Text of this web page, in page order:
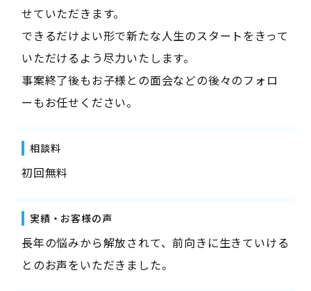
せていただきます。
できるだけよい形で新たな人生のスタートをきって
いただけるよう尽力いたします。
事案終了後もお子様との面会などの後々のフォロ
ーもお任せください。
相談料
初回無料
実績・お客様の声
長年の悩みから解放されて、前向きに生きていける
とのお声をいただきました。